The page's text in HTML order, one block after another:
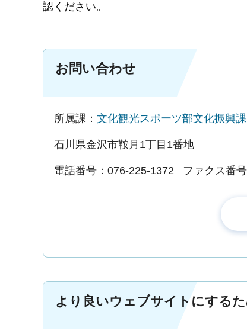
認ください。
お問い合わせ
所属課： 文化観光スポーツ部文化振興
石川県金沢市鞍月1丁目1番地
電話番号：076-225-1372 ファクス番
より良いウェブサイトにする